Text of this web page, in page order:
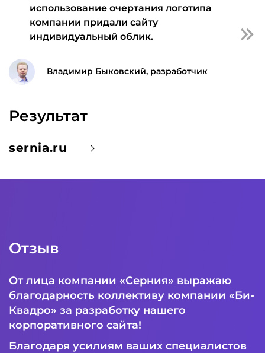
использование очертания логотипа
компании придали сайту
индивидуальный облик.
Владимир Быковский, разработчик
Результат
sernia.ru
Отзыв
От лица компании «Серния» выражаю
благодарность коллективу компании «Би-
Квадро» за разработку нашего
корпоративного сайта!
Благодаря усилиям ваших специалистов